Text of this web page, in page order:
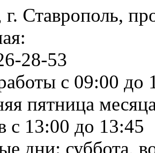
г. Ставрополь,
28-53
с 09:00 до
пятница
с 13:00 до 13:45
дни: суббота,